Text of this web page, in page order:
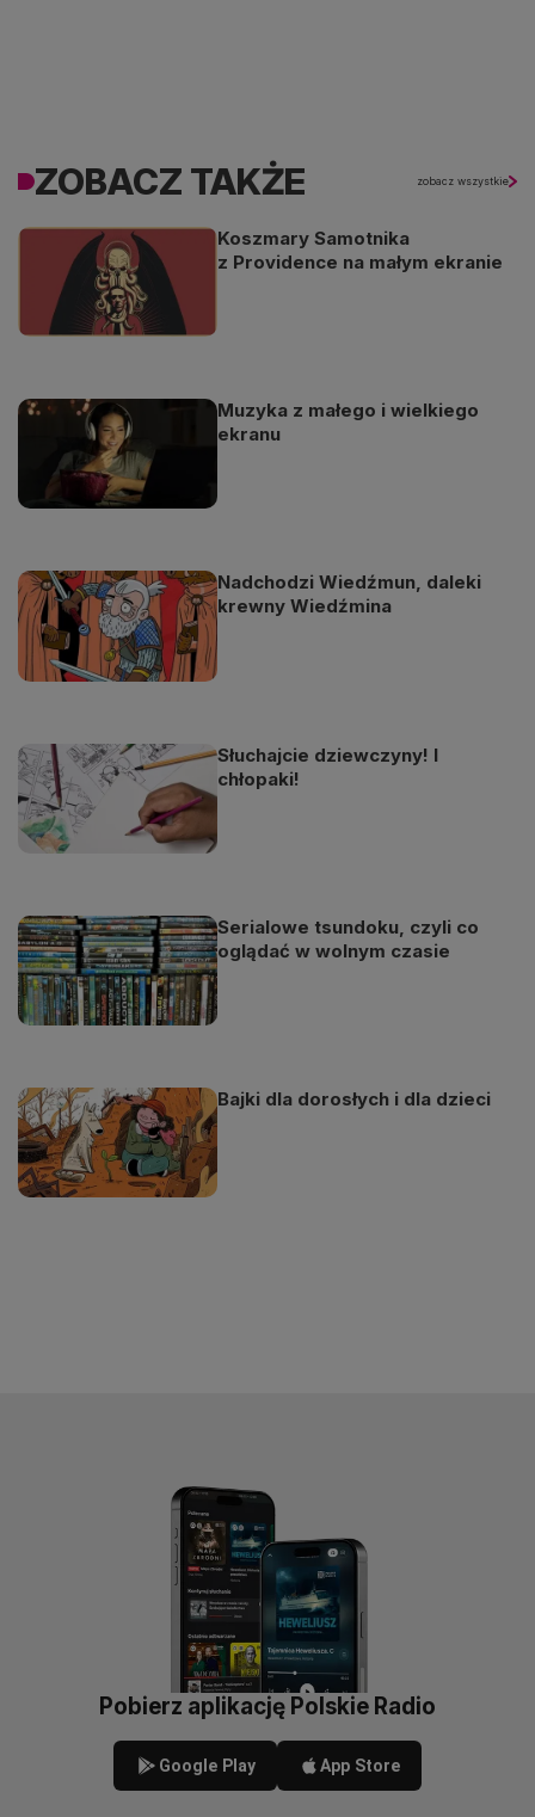
ZOBACZ TAKŻE zobacz wszystkie
Koszmary Samotnika
z Providence na małym ekranie
Muzyka z małego i wielkiego
ekranu
Nadchodzi Wiedźmun, daleki
krewny Wiedźmina
Słuchajcie dziewczyny! I
chłopaki!
Serialowe tsundoku, czyli co
oglądać w wolnym czasie
Bajki dla dorosłych i dla dzieci
Pobierz aplikację Polskie Radio
Google Play App Store